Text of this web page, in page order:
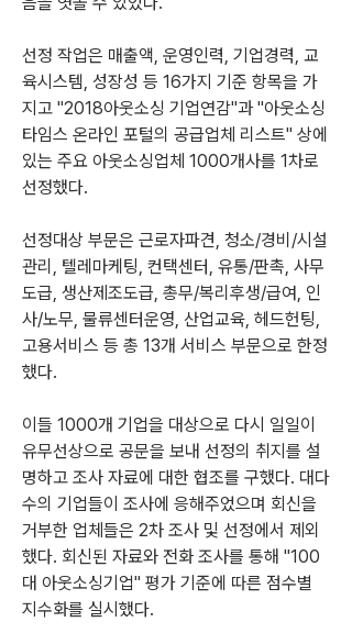
선정 작업은 매출액, 운영인력, 기업경력, 교
육시스템, 성장성 등 16가지 기준 항목을 가
지고 "2018아웃소싱 기업연감"과 "아웃소싱
타임스 온라인 포털의 공급업체 리스트" 상에
있는 주요 아웃소싱업체 1000개사를 1차로
선정했다.
선정대상 부문은 근로자파견, 청소/경비/시설
관리, 텔레마케팅, 컨택센터, 유통/판촉, 사무
도급, 생산제조도급, 총무/복리후생/급여, 인
사/노무, 물류센터운영, 산업교육, 헤드헌팅,
고용서비스 등 총 13개 서비스 부문으로 한정
했다.
이들 1000개 기업을 대상으로 다시 일일이
유무선상으로 공문을 보내 선정의 취지를 설
명하고 조사 자료에 대한 협조를 구했다. 대다
수의 기업들이 조사에 응해주었으며 회신을
거부한 업체들은 2차 조사 및 선정에서 제외
했다. 회신된 자료와 전화 조사를 통해 "100
대 아웃소싱기업" 평가 기준에 따른 점수별
지수화를 실시했다.